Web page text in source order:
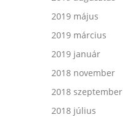
2019 május
2019 március
2019 január
2018 november
2018 szeptember
2018 július